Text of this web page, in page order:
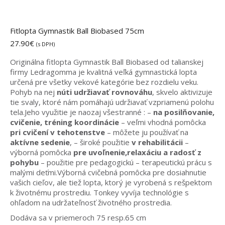
Fitlopta Gymnastik Ball Biobased 75cm
27.90€ (s DPH)
Originálna fitlopta Gymnastik Ball Biobased od talianskej
firmy Ledragomma je kvalitná veľká gymnastická lopta
určená pre všetky vekové kategórie bez rozdielu veku.
Pohyb na nej núti udržiavať rovnováhu, skvelo aktivizuje
tie svaly, ktoré nám pomáhajú udržiavať vzpriamenú polohu
tela.Jeho využitie je naozaj všestranné : – na posilňovanie,
cvičenie, tréning koordinácie – veľmi vhodná pomôcka
pri cvičení v tehotenstve – môžete ju používať na
aktívne sedenie, – široké použitie v rehabilitácii –
výborná pomôcka pre uvoľnenie,relaxáciu a radosť z
pohybu – použitie pre pedagogickú – terapeutickú prácu s
malými deťmi.Výborná cvičebná pomôcka pre dosiahnutie
vašich cieľov, ale tiež lopta, ktorý je vyrobená s rešpektom
k životnému prostrediu. Tonkey vyvíja technológie s
ohľadom na udržateľnosť životného prostredia.
Dodáva sa v priemeroch 75 resp.65 cm